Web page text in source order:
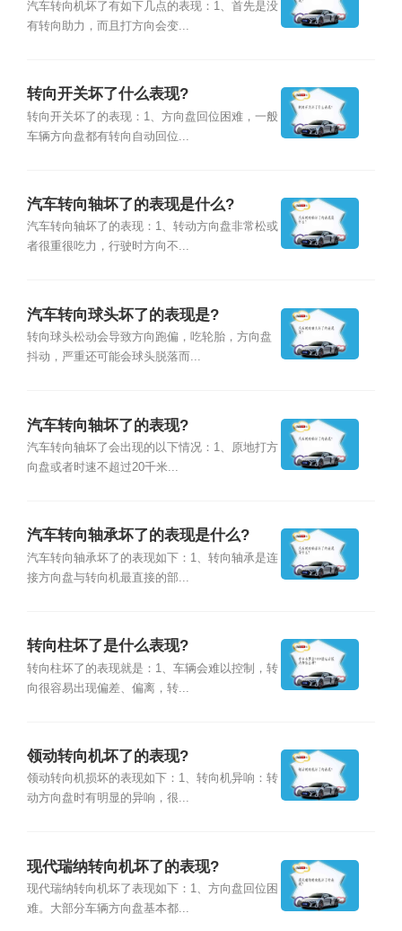
汽车转向机坏了有如下几点的表现：1、首先是没
有转向助力，而且打方向会变...
转向开关坏了什么表现?
转向开关坏了的表现：1、方向盘回位困难，一般
车辆方向盘都有转向自动回位...
汽车转向轴坏了的表现是什么?
汽车转向轴坏了的表现：1、转动方向盘非常松或
者很重很吃力，行驶时方向不...
汽车转向球头坏了的表现是?
转向球头松动会导致方向跑偏，吃轮胎，方向盘
抖动，严重还可能会球头脱落而...
汽车转向轴坏了的表现?
汽车转向轴坏了会出现的以下情况：1、原地打方
向盘或者时速不超过20千米...
汽车转向轴承坏了的表现是什么?
汽车转向轴承坏了的表现如下：1、转向轴承是连
接方向盘与转向机最直接的部...
转向柱坏了是什么表现?
转向柱坏了的表现就是：1、车辆会难以控制，转
向很容易出现偏差、偏离，转...
领动转向机坏了的表现?
领动转向机损坏的表现如下：1、转向机异响：转
动方向盘时有明显的异响，很...
现代瑞纳转向机坏了的表现?
现代瑞纳转向机坏了表现如下：1、方向盘回位困
难。大部分车辆方向盘基本都...